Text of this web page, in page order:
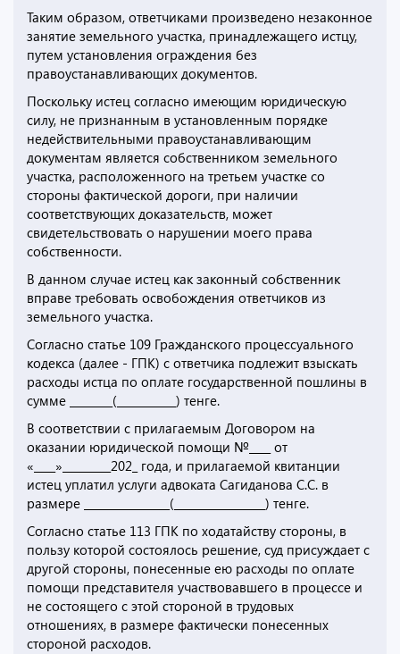
Таким образом, ответчиками произведено незаконное
занятие земельного участка, принадлежащего истцу,
путем установления ограждения без
правоустанавливающих документов.
Поскольку истец согласно имеющим юридическую
силу, не признанным в установленным порядке
недействительными правоустанавливающим
документам является собственником земельного
участка, расположенного на третьем участке со
стороны фактической дороги, при наличии
соответствующих доказательств, может
свидетельствовать о нарушении моего права
собственности.
В данном случае истец как законный собственник
вправе требовать освобождения ответчиков из
земельного участка.
Согласно статье 109 Гражданского процессуального
кодекса (далее - ГПК) с ответчика подлежит взыскать
расходы истца по оплате государственной пошлины в
сумме ________(___________) тенге.
В соответствии с прилагаемым Договором на
оказании юридической помощи №____ от
«____»_________202_ года, и прилагаемой квитанции
истец уплатил услуги адвоката Сагиданова С.С. в
размере ________________(_________________) тенге.
Согласно статье 113 ГПК по ходатайству стороны, в
пользу которой состоялось решение, суд присуждает с
другой стороны, понесенные ею расходы по оплате
помощи представителя участвовавшего в процессе и
не состоящего с этой стороной в трудовых
отношениях, в размере фактически понесенных
стороной расходов.